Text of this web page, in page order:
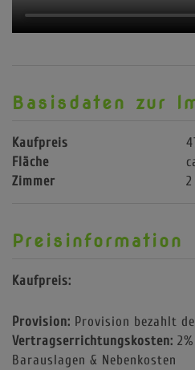
Basisdaten zur
Kaufpreis
Fläche
Zimmer 2
Preisinformation
Kaufpreis:
Provision: Provision bezahlt
Vertragserrichtungskosten:
Barauslagen & Nebenkosten